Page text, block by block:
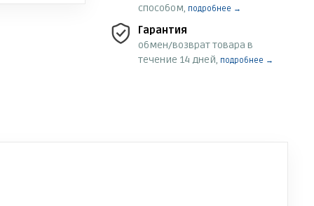
способом, подробнее →
Гарантия
обмен/возврат товара в
течение 14 дней, подробнее →